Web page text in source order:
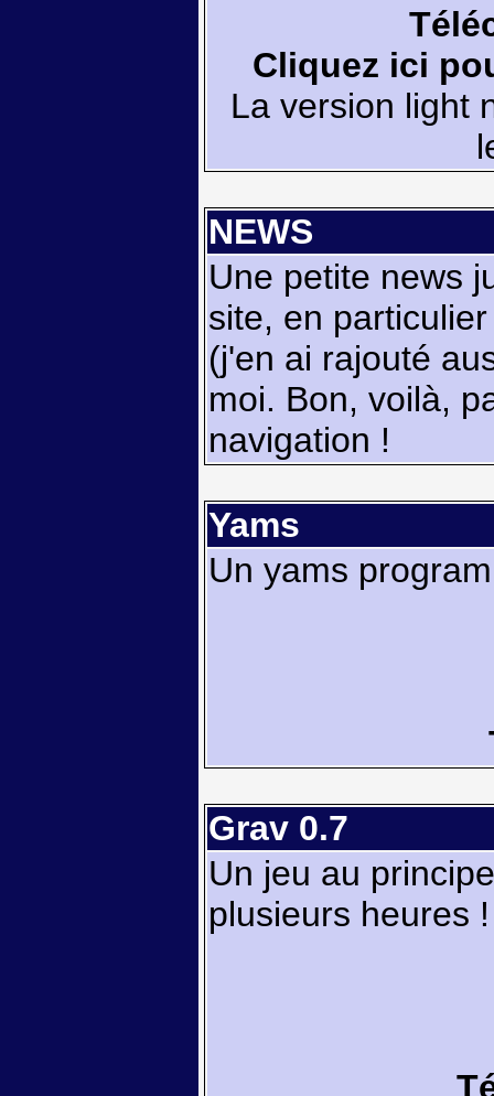
Cliquez ici
La version light
NEWS
Une petite news
site, en
(j'en ai rajouté
moi. Bon, voilà,
navigation !
Yams
Un yams
Grav 0.7
Un jeu au
plusieurs heures !